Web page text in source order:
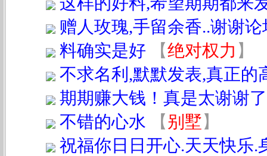
赠人玫瑰,手留余香..谢谢
料确实是好
【绝对权力 】
不求名利,默默发表,真正的
期期赚大钱！真是太谢谢了
不错的心水
【别墅】
祝福你日日开心.天天快乐.